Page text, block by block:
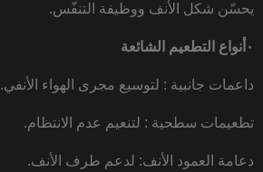
يحسّن شكل الأنف ووظيفة التنفّس.
٠أنواع التطعيم الشائعة
داعمات جانبية : لتوسيع مجرى الهواء الأنفي.
تطعيمات سطحية : لتنعيم عدم الانتظام.
دعامة العمود الأنف: لدعم طرف الأنف.